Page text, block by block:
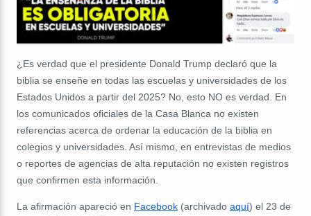
¿Es verdad que el presidente Donald Trump declaró que la
biblia se enseñe en todas las escuelas y universidades de los
Estados Unidos a partir del 2025? No, esto NO es verdad. En
los comunicados oficiales de la Casa Blanca no existen
referencias acerca de ordenar la educación de la biblia en
colegios y universidades. Así mismo, en entrevistas de medios
o reportes de agencias de alta reputación no existen registros
que confirmen esta información.
La afirmación apareció en Facebook (archivado aquí) el 23 de